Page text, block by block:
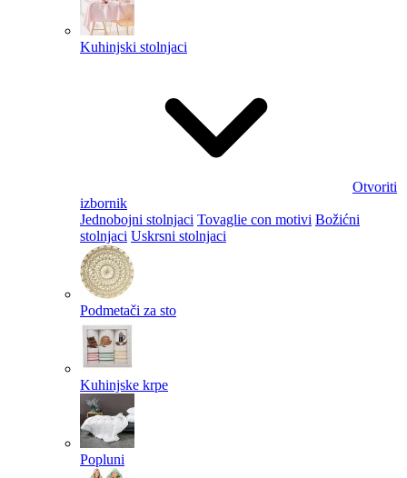
Kuhinjski stolnjaci
Otvoriti
izbornik
Jednobojni stolnjaci Tovaglie con motivi Božićni
stolnjaci Uskrsni stolnjaci
Podmetači za sto
Kuhinjske krpe
Popluni